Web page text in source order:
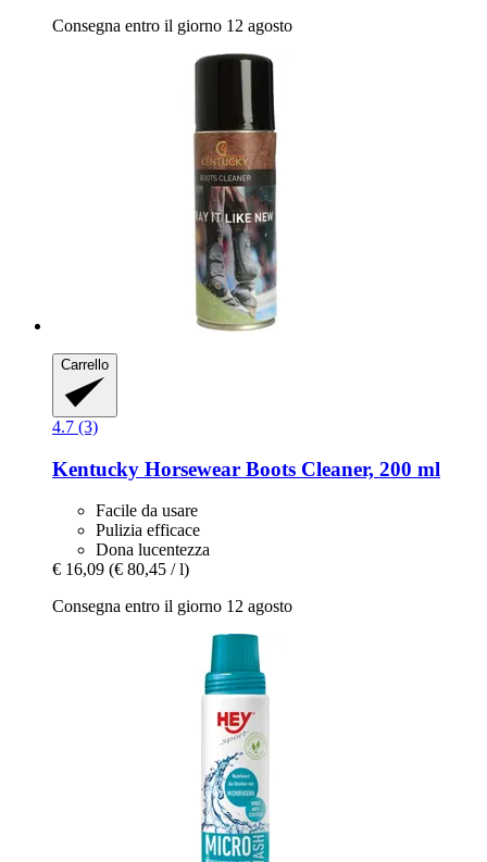
Consegna entro il giorno 12 agosto
Carrello
4.7 (3)
Kentucky Horsewear Boots Cleaner, 200 ml
Facile da usare
Pulizia efficace
Dona lucentezza
€ 16,09 (€ 80,45 / l)
Consegna entro il giorno 12 agosto